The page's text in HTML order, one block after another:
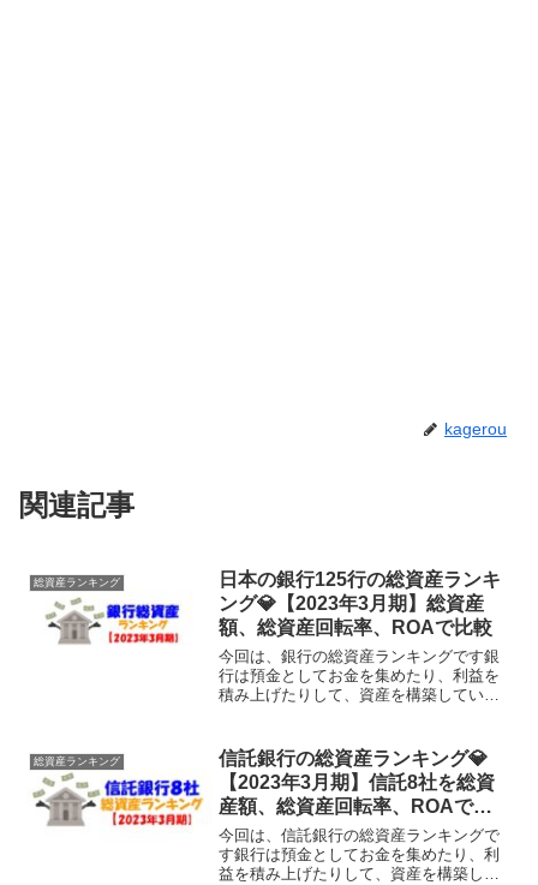
kagerou
関連記事
総資産ランキング
日本の銀行125行の総資産ランキ
ング💎【2023年3月期】総資産
額、総資産回転率、ROAで比較
今回は、銀行の総資産ランキングです銀
行は預金としてお金を集めたり、利益を
積み上げたりして、資産を構築していま
本のメガバンク、地方銀行、ネット銀行
など125銀行の総資産を...
総資産ランキング
信託銀行の総資産ランキング💎
【2023年3月期】信託8社を総資
産額、総資産回転率、ROAで比
較
今回は、信託銀行の総資産ランキングで
す銀行は預金としてお金を集めたり、利
益を積み上げたりして、資産を構築して